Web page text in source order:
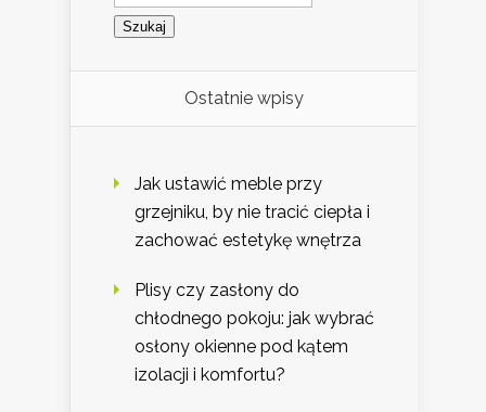
Ostatnie wpisy
Jak ustawić meble przy
grzejniku, by nie tracić ciepła i
zachować estetykę wnętrza
Plisy czy zasłony do
chłodnego pokoju: jak wybrać
osłony okienne pod kątem
izolacji i komfortu?